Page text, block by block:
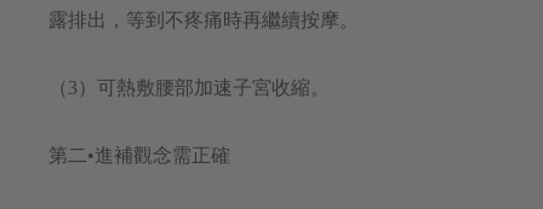
露排出，等到不疼痛時再繼續按摩。
（3）可熱敷腰部加速子宮收縮。
第二•進補觀念需正確